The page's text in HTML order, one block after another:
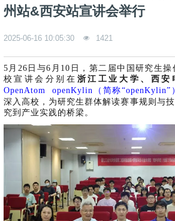
e
n
y
i
n
.
0
P
6
）
行
版
兼
衍
生
发
行
版
技
术
发
行
版
>
像
资
源
镜
站
镜
像
下
载
区
区
绍
社
区
架
构
数
社
区
案
社
交
流
社
区
坛
列
表
社
>
社
组
织
G
中
心
贡
献
成
长
>
社
资
新
闻
动
态
社
区
活
动
日
>
社
区
活
龙
高
校
>
赛
事
研
>
>
学
学
习
资
源
线
文
档
中
心
>
人
才
社
区
人
开
发
>
开
发
规
范
发
/
打
包
开
发
平
台
>
支
持
>
支
持
兼
>
州站&西安站宣讲会举行
2025-06-16 10:05:30 1421
5月26日与6月10日，第二届中国研究生
校宣讲会分别在 浙江工业大学、西安
OpenAtom openKylin（简称
深入高校，为研究生群体解读赛事规则与
究到产业实践的桥梁。